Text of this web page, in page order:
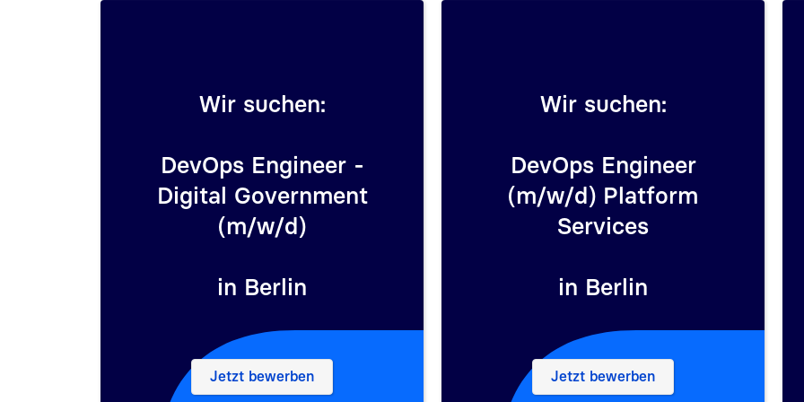
Wir suchen:
DevOps Engineer -
Digital Government
(m/w/d)
in Berlin
Jetzt bewerben– DevOps Engineer - Digital Government (m/w/d), Berlin
Wir suchen:
Abteilungsleitung
Credential Devices &
Systems (m/w/d)
in Berlin
Jetzt bewerben
– Abteilungsleitung Credential
Wir suchen:
DevOps Engineer
(m/w/d) Platform
Services
in Berlin
Jetzt bewerben– DevOps Engineer (m/w/d)